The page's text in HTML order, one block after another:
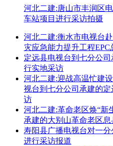
河北二建:唐山市丰润区
车站项目进行采访拍摄
河北二建:衡水市电视台
灾应急能力提升工程
定远县电视台到七分公
行实地采访
河北二建:迎战高温忙建
视台到七分公司承建的
访
河北二建:革命老区焕“新
承建的大别山革命老区
寿阳县广播电视台对一
进行采访报道